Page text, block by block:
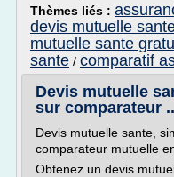
Thèmes liés :
devis mutuelle
mutuelle sante
sante / comparatif
Devis mutuelle
sur comparateur
Devis mutuelle sante,
comparateur mutuelle
Obtenez un devis